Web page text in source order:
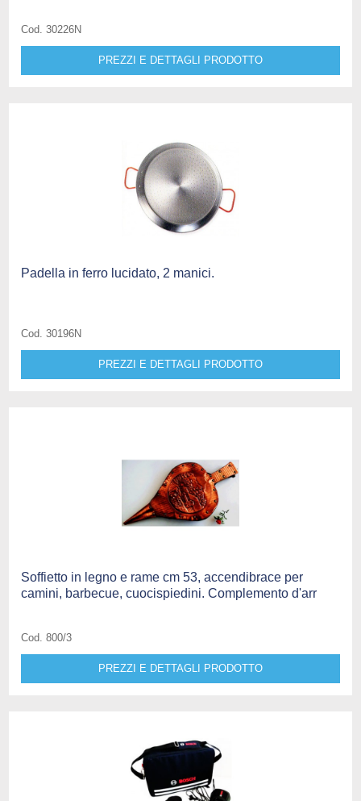
Cod. 30226N
PREZZI E DETTAGLI PRODOTTO
Padella in ferro lucidato, 2 manici.
Cod. 30196N
PREZZI E DETTAGLI PRODOTTO
Soffietto in legno e rame cm 53, accendibrace per
camini, barbecue, cuocispiedini. Complemento d'arr
Cod. 800/3
PREZZI E DETTAGLI PRODOTTO